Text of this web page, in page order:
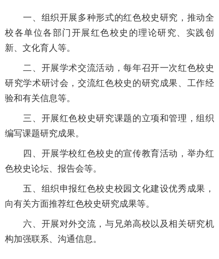
一、组织开展多种形式的红色校史研究，推动全
校各单位各部门开展红色校史的理论研究、实践创
新、文化育人等。
二、开展学术交流活动，每年召开一次红色校史
研究学术研讨会，交流红色校史的研究成果、工作经
验和有关信息等。
三、开展红色校史研究课题的立项和管理，组织
编写课题研究成果。
四、开展学校红色校史的宣传教育活动，举办红
色校史论坛、报告会等。
五、组织申报红色校史校园文化建设优秀成果，
向有关方面推荐红色校史研究成果等。
六、开展对外交流，与兄弟高校以及相关研究机
构加强联系、沟通信息。